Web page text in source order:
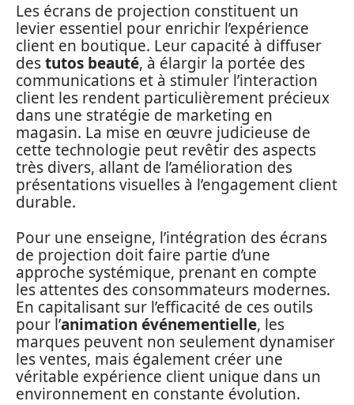
Les écrans de projection constituent un
levier essentiel pour enrichir l’expérience
client en boutique. Leur capacité à diffuser
destutos beauté, à élargir la portée des
communications et à stimuler l’interaction
client les rendent particulièrement précieux
dans une stratégie de marketing en
magasin. La mise en œuvre judicieuse de
cette technologie peut revêtir des aspects
très divers, allant de l’amélioration des
présentations visuelles à l’engagement client
durable.
Pour une enseigne, l’intégration des écrans
de projection doit faire partie d’une
approche systémique, prenant en compte
les attentes des consommateurs modernes.
En capitalisant sur l’efficacité de ces outils
pour l’animation événementielle, les
marques peuvent non seulement dynamiser
les ventes, mais également créer une
véritable expérience client unique dans un
environnement en constante évolution.